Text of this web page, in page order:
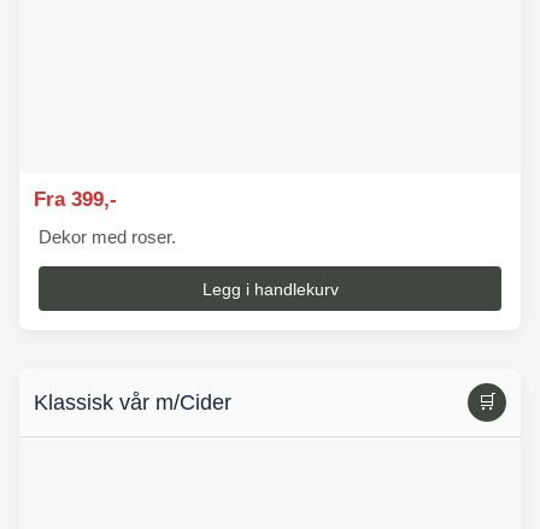
Fra 399,-
Dekor med roser.
Legg i handlekurv
Klassisk vår m/Cider 🛒